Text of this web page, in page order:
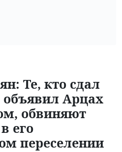
Те, кто сдал
объявил Арцах
обвиняют
его
переселении